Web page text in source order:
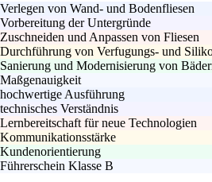
Verlegen von Wand- und Bodenfliesen
Vorbereitung der Untergründe
Zuschneiden und Anpassen von Fliesen
Durchführung von Verfugungs- und
Sanierung und Modernisierung von
Maßgenauigkeit
hochwertige Ausführung
technisches Verständnis
Lernbereitschaft für neue Technologien
Kommunikationsstärke
Kundenorientierung
Führerschein Klasse B